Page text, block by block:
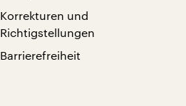
Korrekturen und
Richtigstellungen
Barrierefreiheit